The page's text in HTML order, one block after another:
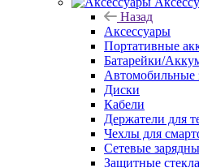
Назад
Аксессуары
Портативные
Батарейки/
Автомобильные
Диски
Кабели
Держатели для
Чехлы для
Сетевые
Защитные стекла